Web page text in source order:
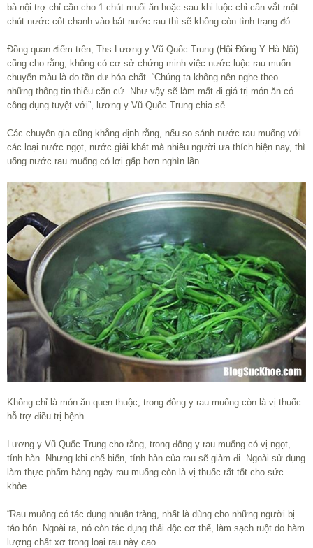
bà nội trợ chỉ cần cho 1 chút muối ăn hoặc sau khi luộc chỉ cần vắt một
chút nước cốt chanh vào bát nước rau thì sẽ không còn tình trạng đó.
Đồng quan điểm trên, Ths.Lương y Vũ Quốc Trung (Hội Đông Y Hà Nội)
cũng cho rằng, không có cơ sở chứng minh việc nước luộc rau muốn
chuyển màu là do tồn dư hóa chất. “Chúng ta không nên nghe theo
những thông tin thiếu căn cứ. Như vậy sẽ làm mất đi giá trị món ăn có
công dụng tuyệt với”, lương y Vũ Quốc Trung chia sẻ.
Các chuyên gia cũng khẳng định rằng, nếu so sánh nước rau muống với
các loại nước ngọt, nước giải khát mà nhiều người ưa thích hiện nay, thì
uống nước rau muống có lợi gấp hơn nghìn lần.
Không chỉ là món ăn quen thuộc, trong đông y rau muống còn là vị thuốc
hỗ trợ điều trị bệnh.
Lương y Vũ Quốc Trung cho rằng, trong đông y rau muống có vị ngọt,
tính hàn. Nhưng khi chế biến, tính hàn của rau sẽ giảm đi. Ngoài sử dụng
làm thực phẩm hàng ngày rau muống còn là vị thuốc rất tốt cho sức
khỏe.
“Rau muống có tác dụng nhuận tràng, nhất là dùng cho những người bị
táo bón. Ngoài ra, nó còn tác dụng thải độc cơ thể, làm sạch ruột do hàm
lượng chất xơ trong loại rau này cao.